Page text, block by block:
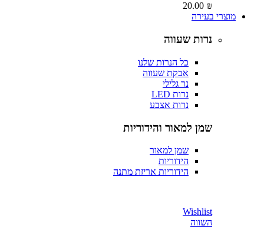
20.00
מוצרי בעירה
נרות שעווה
כל הנרות שלנו
אבקת שעווה
נר גלילי
נרות LED
נרות אצבע
שמן למאור והידוריות
שמן למאור
הידוריות
הידוריות אריזת מתנה
Wishlist